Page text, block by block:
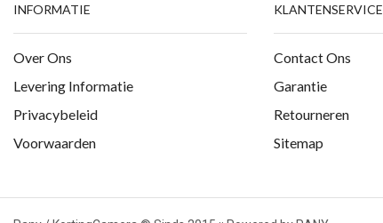
INFORMATIE
Over Ons
Levering Informatie
Privacybeleid
Voorwaarden
KLANTENSERVICE
Contact Ons
Garantie
Retourneren
Sitemap